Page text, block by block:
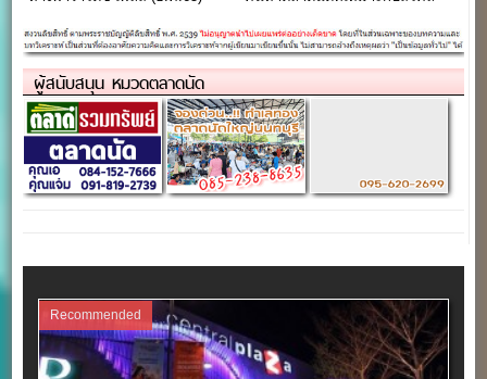
ผู้สนับสนุน หมวดตลาดนัด
Recommended